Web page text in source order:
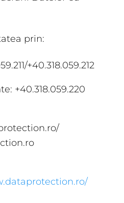
prin:
+40.318.059.212
+40.318.059.220